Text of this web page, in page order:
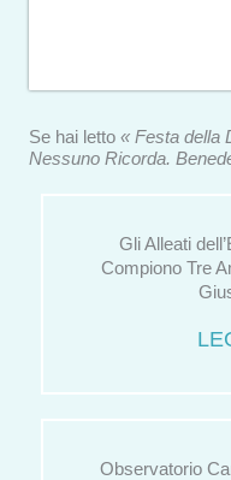
Se hai letto « Festa della
Nessuno Ricorda.
Gli Alleati
Compiono Tre
Observatorio